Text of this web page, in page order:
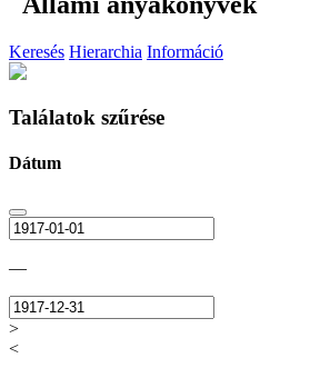
Keresés Hierarchia Információ
Találatok szűrése
Dátum
—
>
<